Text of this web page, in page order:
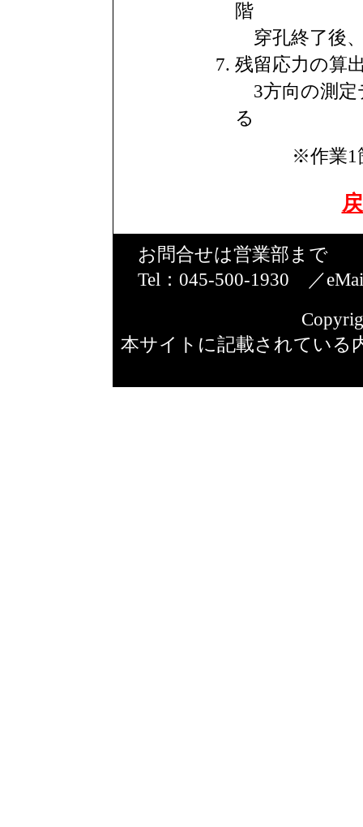
階
穿孔終了後
残留応力の算
3方向の測定
る
※作業1
お問合せは営業部まで
Tel：045-500-1930 ／
本サイトに記載されている